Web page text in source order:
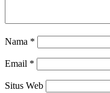
Nama *
Email *
Situs Web